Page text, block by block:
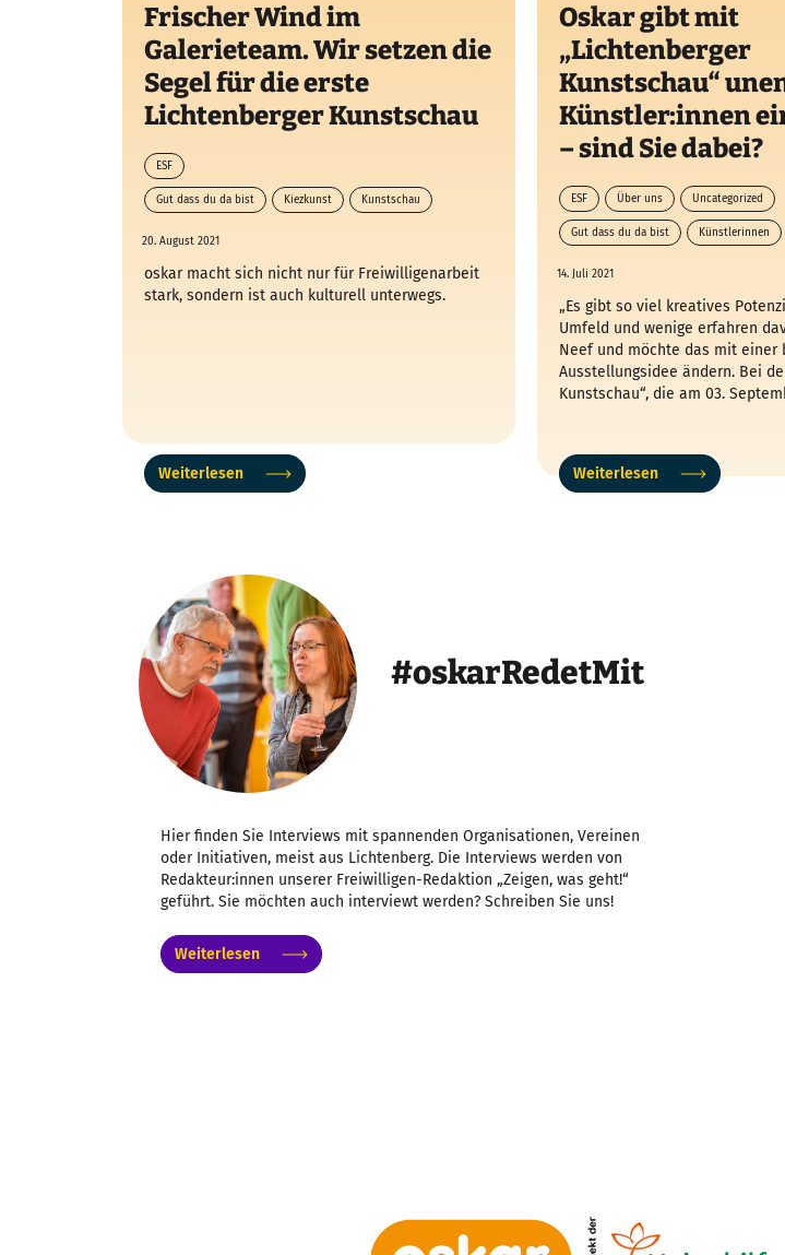
Frischer Wind im
Galerieteam. Wir setzen die
Segel für die erste
Lichtenberger Kunstschau
ESF
Gut dass du da bist Kiezkunst Kunstschau
Lichtenberg
20. August 2021
oskar macht sich nicht nur für Freiwilligenarbeit
stark, sondern ist auch kulturell unterwegs.
Weiterlesen
Oskar gibt mit
„Lichtenberger
Kunstschau“
Künstler:innen
– sind Sie dabei?
ESF Über uns Uncategorized
Gut dass du da bist Künstlerinnen
mitmachen
14. Juli 2021
„Es gibt so viel kreatives
Umfeld und wenige erfahren
Neef und möchte das mit einer
Ausstellungsidee ändern. Bei
Kunstschau“, die am 03.
Bilder einreichen.
Weiterlesen
#oskarRedetMit
Hier finden Sie Interviews mit spannenden Organisationen, Vereinen
oder Initiativen, meist aus Lichtenberg. Die Interviews werden von
Redakteur:innen unserer Freiwilligen-Redaktion „Zeigen, was geht!“
geführt. Sie möchten auch interviewt werden? Schreiben Sie uns!
Weiterlesen